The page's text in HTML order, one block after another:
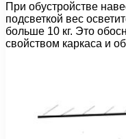
При обустройстве
подсветкой вес
больше 10 кг. Это
свойством каркаса и